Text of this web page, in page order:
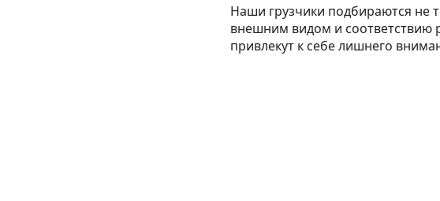
Наши грузчики подбираются не
внешним видом и соответствию
привлекут к себе лишнего